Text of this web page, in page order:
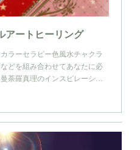
アートヒーリング
ラーセラピー色風水チャクラ
どを組み合わせてあなたに必
荼羅真理のインスピレーシ…